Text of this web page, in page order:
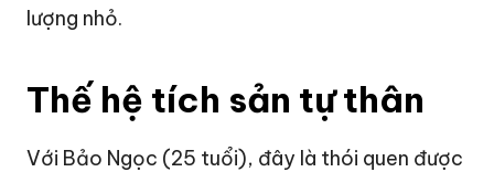
lượng nhỏ.
Thế hệ tích sản tự thân
Với Bảo Ngọc (25 tuổi), đây là thói quen được